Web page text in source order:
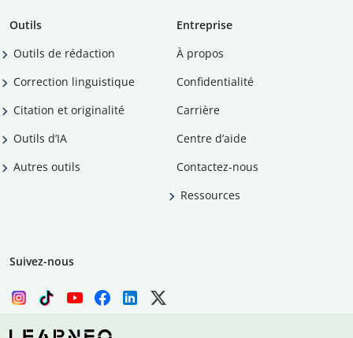
Outils
Outils de rédaction
Correction linguistique
Citation et originalité
Outils d’IA
Autres outils
Entreprise
À propos
Confidentialité
Carrière
Centre d’aide
Contactez-nous
Ressources
Suivez-nous